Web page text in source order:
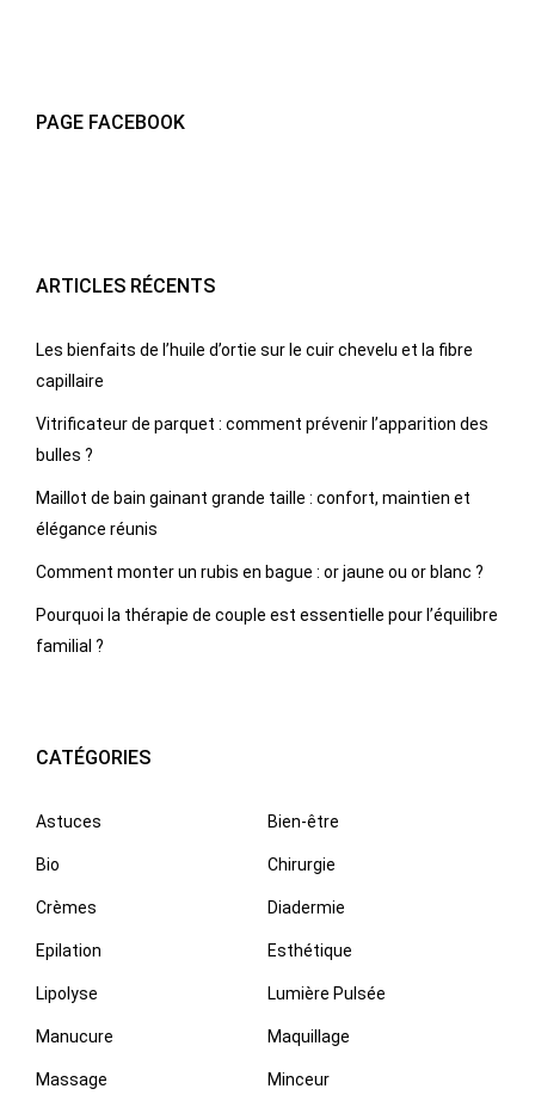
PAGE FACEBOOK
ARTICLES RÉCENTS
Les bienfaits de l’huile d’ortie sur le cuir chevelu et la fibre
capillaire
Vitrificateur de parquet : comment prévenir l’apparition des
bulles ?
Maillot de bain gainant grande taille : confort, maintien et
élégance réunis
Comment monter un rubis en bague : or jaune ou or blanc ?
Pourquoi la thérapie de couple est essentielle pour l’équilibre
familial ?
CATÉGORIES
Astuces Bien-être
Bio Chirurgie
Crèmes Diadermie
Epilation Esthétique
Lipolyse Lumière Pulsée
Manucure Maquillage
Massage Minceur